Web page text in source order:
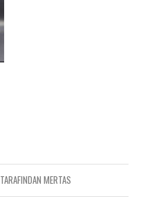
TARAFINDAN MERTAS